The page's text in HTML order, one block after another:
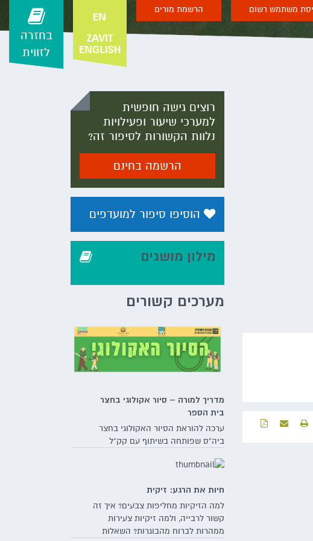
בחזרה
לזווית
משתמש רשום הרשמת מורים
רוצים גישה חופשית
למערכי שיעור ופעילויות
נלוות הקשורות לסיפור זה?
הרשמה בחינם
הוסיפו סיפור למועדפים
מילון מושגים
מערכים קשורים
מדריך למורה – סיור אקולוגי בחצר
בית הספר
ערכה להוראת הסיור האקולוגי בחצר
ביה"ס שפותחה בשיתוף עם קק"ל
חיות את הרגע: זיקית
למה הזיקיות מחליפות צבעים? איך זה
קשור לרבייה, ולמה זיקיות צעירות
ממהרות לברוח מהבוגרות? השאלות